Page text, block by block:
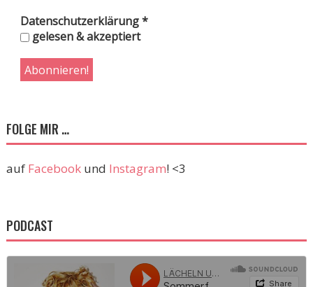
Datenschutzerklärung*
gelesen & akzeptiert
FOLGE MIR …
auf Facebookund Instagram! <3
PODCAST